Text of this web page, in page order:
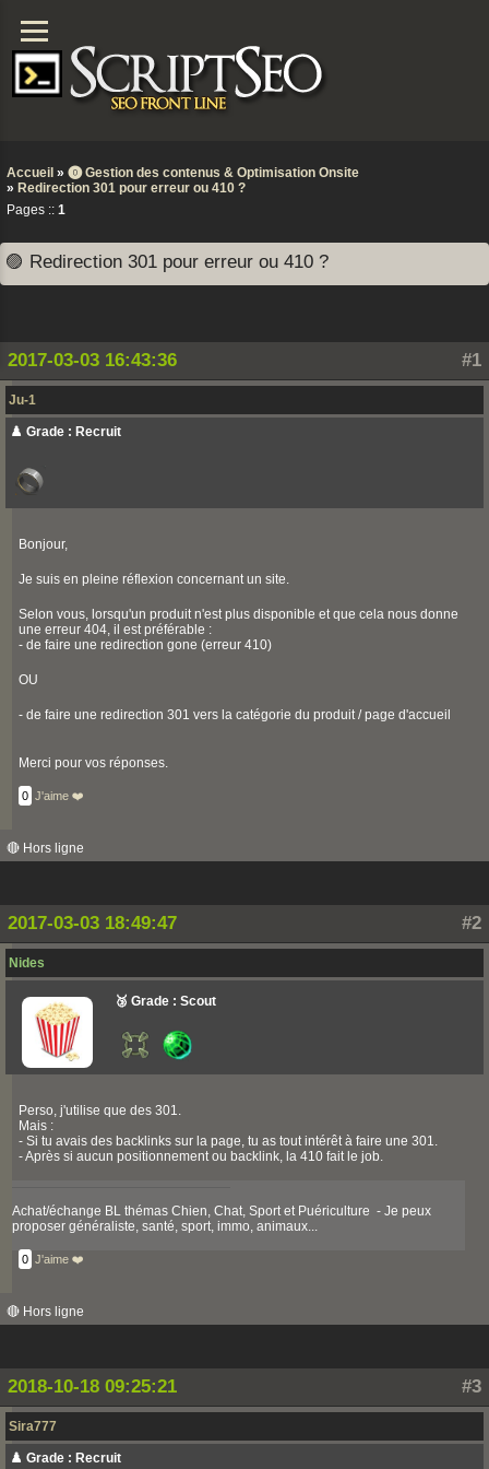
Accueil » ⓿ Gestion des contenus & Optimisation Onsite
» Redirection 301 pour erreur ou 410 ?
Pages :: 1
🟣 Redirection 301 pour erreur ou 410 ?
#1
2017-03-03 16:43:36
Ju-1
♟️ Grade : Recruit
Bonjour,
Je suis en pleine réflexion concernant un site.
Selon vous, lorsqu'un produit n'est plus disponible et que cela nous donne
une erreur 404, il est préférable :
- de faire une redirection gone (erreur 410)
OU
- de faire une redirection 301 vers la catégorie du produit / page d'accueil
Merci pour vos réponses.
0 J'aime ❤️
🔴 Hors ligne
#2
2017-03-03 18:49:47
Nides
🥉 Grade : Scout
Perso, j'utilise que des 301.
Mais :
- Si tu avais des backlinks sur la page, tu as tout intérêt à faire une 301.
- Après si aucun positionnement ou backlink, la 410 fait le job.
Achat/échange BL thémas Chien, Chat, Sport et Puériculture - Je peux
proposer généraliste, santé, sport, immo, animaux...
0 J'aime ❤️
🔴 Hors ligne
#3
2018-10-18 09:25:21
Sira777
♟️ Grade : Recruit